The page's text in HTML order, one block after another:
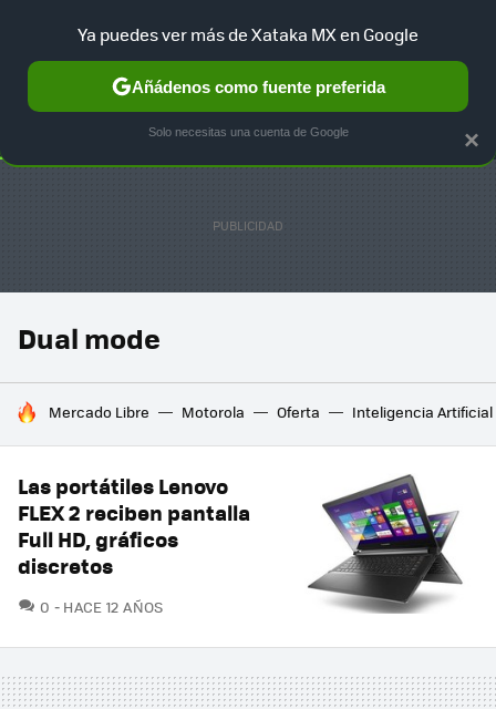
SELECCIÓN GAMING HOME AUTO TERRITORIO
Dual mode
HOY SE HABLA DE
Mercado Libre Motorola Oferta Inteligencia Artificial
Las portátiles Lenovo
FLEX 2 reciben pantalla
Full HD, gráficos
discretos
0 COMENTARIOS
HACE 12 AÑOS
×
Ya puedes ver más de Xataka MX en Google
Añádenos como fuente preferida
Solo necesitas una cuenta de Google